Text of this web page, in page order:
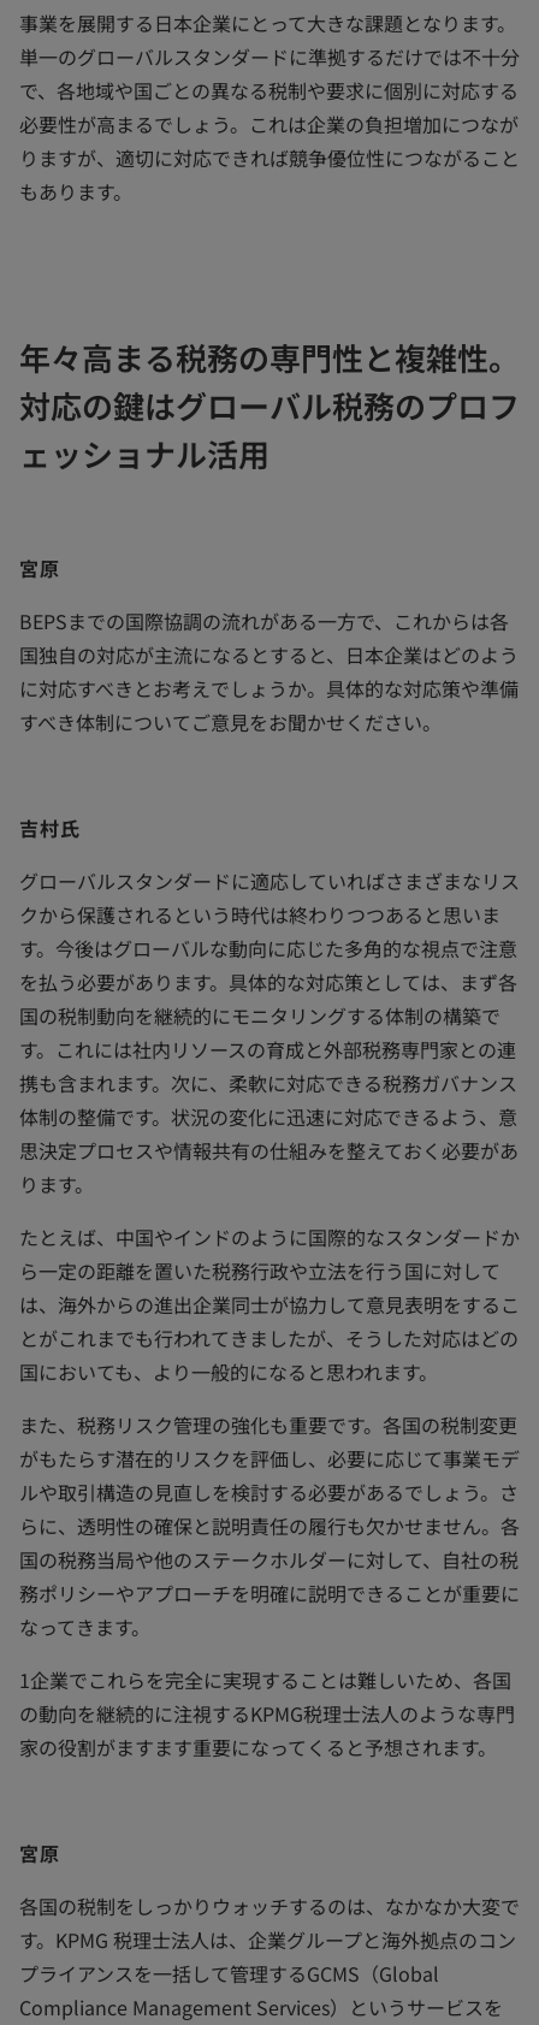
事業を展開する日本企業にとって大きな課題となります。
単一のグローバルスタンダードに準拠するだけでは不十分
で、各地域や国ごとの異なる税制や要求に個別に対応する
必要性が高まるでしょう。これは企業の負担増加につなが
りますが、適切に対応できれば競争優位性につながること
もあります。
年々高まる税務の専門性と複雑性。
対応の鍵はグローバル税務のプロフ
ェッショナル活用
宮原
BEPSまでの国際協調の流れがある一方で、これからは各
国独自の対応が主流になるとすると、日本企業はどのよう
に対応すべきとお考えでしょうか。具体的な対応策や準備
すべき体制についてご意見をお聞かせください。
吉村氏
グローバルスタンダードに適応していればさまざまなリス
クから保護されるという時代は終わりつつあると思いま
す。今後はグローバルな動向に応じた多角的な視点で注意
を払う必要があります。具体的な対応策としては、まず各
国の税制動向を継続的にモニタリングする体制の構築で
す。これには社内リソースの育成と外部税務専門家との連
携も含まれます。次に、柔軟に対応できる税務ガバナンス
体制の整備です。状況の変化に迅速に対応できるよう、意
思決定プロセスや情報共有の仕組みを整えておく必要があ
ります。
たとえば、中国やインドのように国際的なスタンダードか
ら一定の距離を置いた税務行政や立法を行う国に対して
は、海外からの進出企業同士が協力して意見表明をするこ
とがこれまでも行われてきましたが、そうした対応はどの
国においても、より一般的になると思われます。
また、税務リスク管理の強化も重要です。各国の税制変更
がもたらす潜在的リスクを評価し、必要に応じて事業モデ
ルや取引構造の見直しを検討する必要があるでしょう。さ
らに、透明性の確保と説明責任の履行も欠かせません。各
国の税務当局や他のステークホルダーに対して、自社の税
務ポリシーやアプローチを明確に説明できることが重要に
なってきます。
1企業でこれらを完全に実現することは難しいため、各国
の動向を継続的に注視するKPMG税理士法人のような専門
家の役割がますます重要になってくると予想されます。
宮原
各国の税制をしっかりウォッチするのは、なかなか大変で
す。KPMG 税理士法人は、企業グループと海外拠点のコン
プライアンスを一括して管理するGCMS（Global
Compliance Management Services）というサービスを